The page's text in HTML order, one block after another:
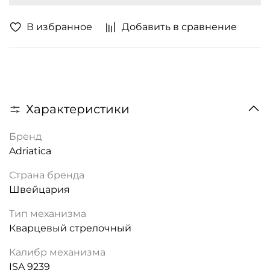
В избранное Добавить в сравнение
Характеристики
Бренд
Adriatica
Страна бренда
Швейцария
Тип механизма
Кварцевый стрелочный
Калибр механизма
ISA 9239